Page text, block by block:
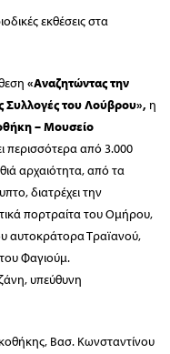
εκθέσεις στα
«Αναζητώντας την
Συλλογές του Λούβρου», η
–Μουσείο
περισσότερα από 3.000
αρχαιότητα, από τα
διατρέχει την
πορτραίτα του Ομήρου,
αυτοκράτορα Τραïανού,
Φαγιούμ.
υπεύθυνη
Βασ. Κωνσταντίνου